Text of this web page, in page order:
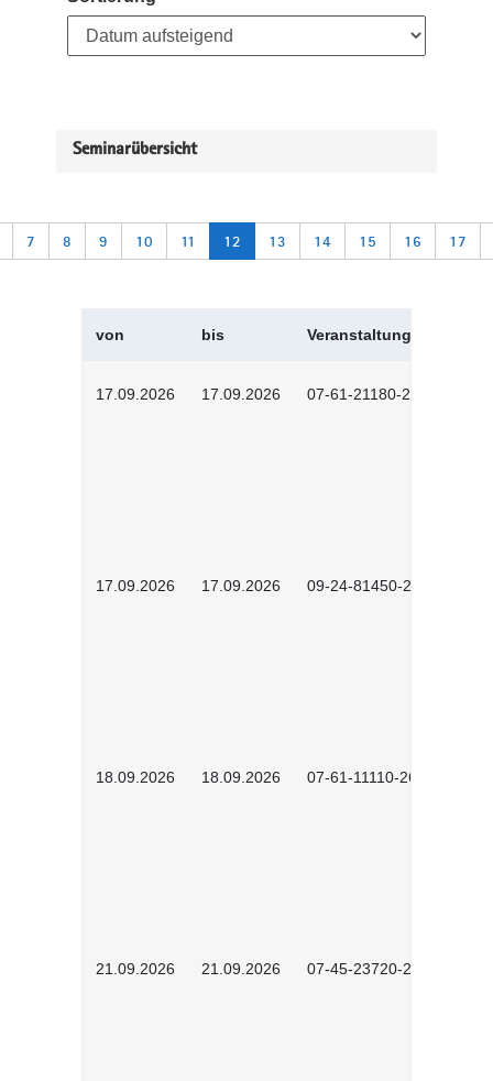
Seminarübersicht
7 8 9 10 11 12 13 14 15 16 17
von bis Veranstaltungskürzel
17.09.2026 17.09.2026 07-61-21180-2601
17.09.2026 17.09.2026 09-24-81450-2604
18.09.2026 18.09.2026 07-61-11110-2603
21.09.2026 21.09.2026 07-45-23720-2601